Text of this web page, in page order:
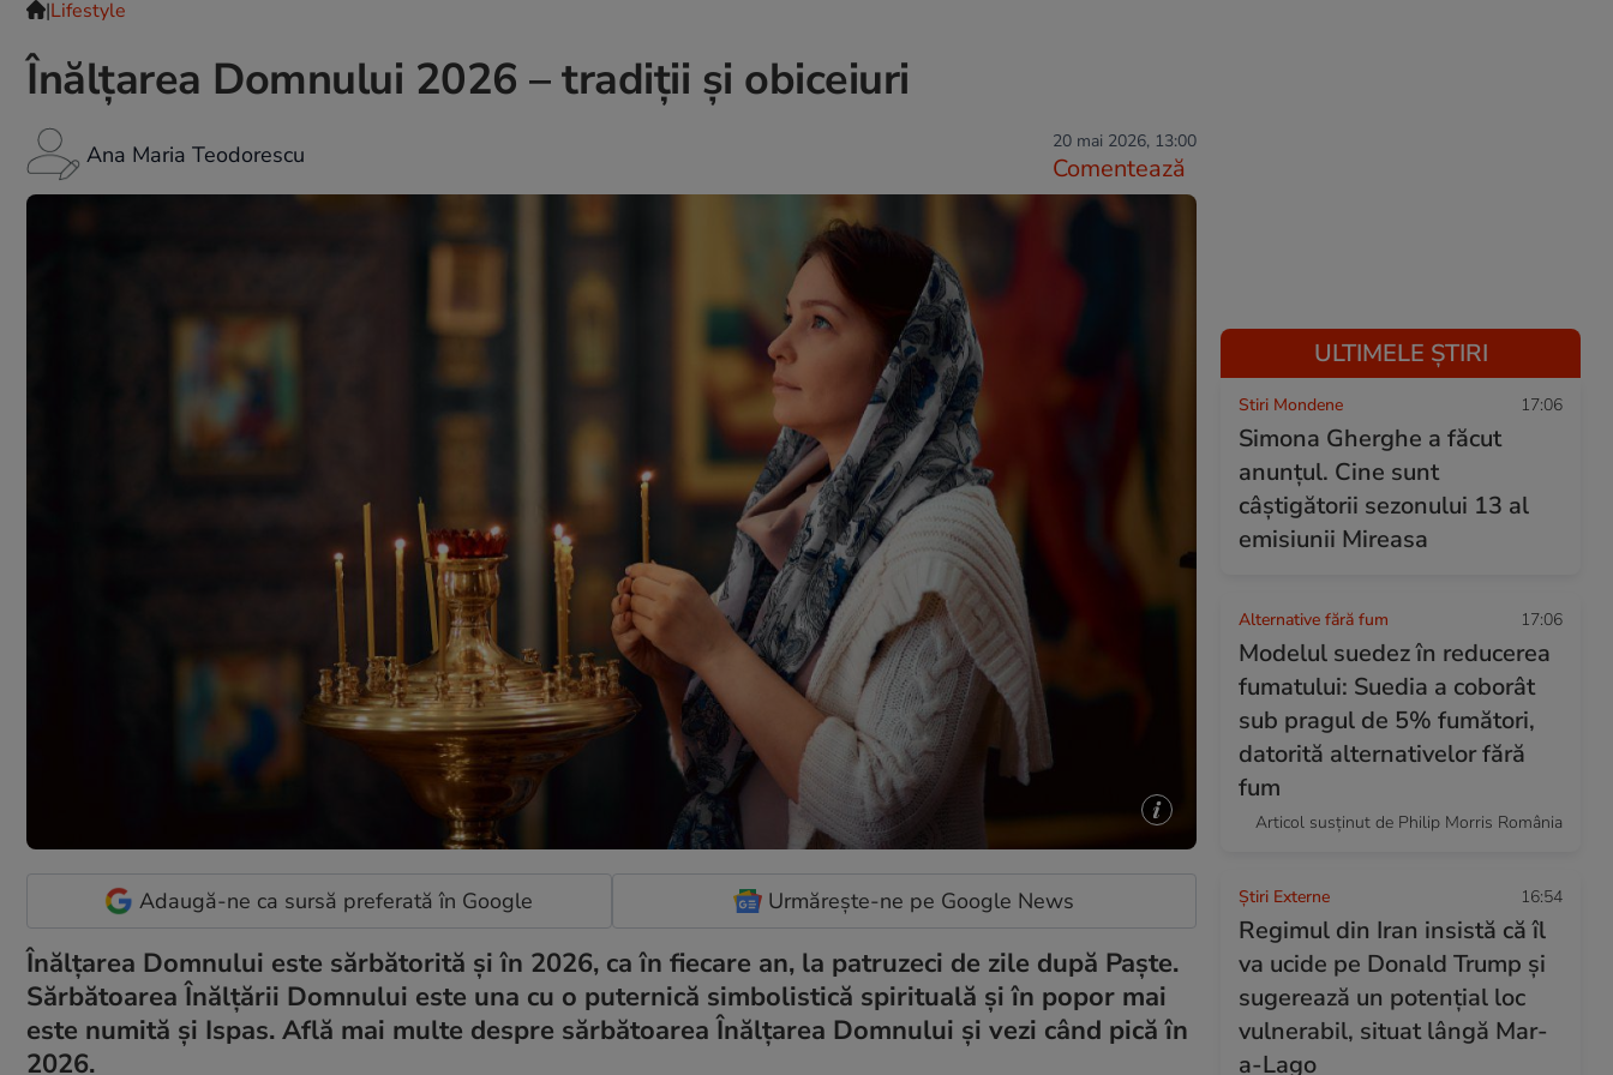
|Lifestyle
Înălțarea Domnului 2026 – tradiții și obiceiuri
Ana Maria Teodorescu 20 mai 2026, 13:00
Comentează
Adaugă-ne ca sursă preferată în Google Urmărește-ne pe Google News
Înălțarea Domnului este sărbătorită și în 2026, ca în fiecare an, la patruzeci de zile după Paște.
Sărbătoarea Înălțării Domnului este una cu o puternică simbolistică spirituală și în popor mai
este numită și Ispas. Află mai multe despre sărbătoarea Înălțarea Domnului și vezi când pică în
2026.
ULTIMELE ȘTIRI
Stiri Mondene 17:06
Simona Gherghe a făcut
anunțul. Cine sunt
câștigătorii sezonului 13 al
emisiunii Mireasa
Alternative fără fum 17:06
Modelul suedez în reducerea
fumatului: Suedia a coborât
sub pragul de 5% fumători,
datorită alternativelor fără
fum
Articol susținut de Philip Morris România
Știri Externe 16:54
Regimul din Iran insistă că îl
va ucide pe Donald Trump și
sugerează un potențial loc
vulnerabil, situat lângă Mar-
a-Lago